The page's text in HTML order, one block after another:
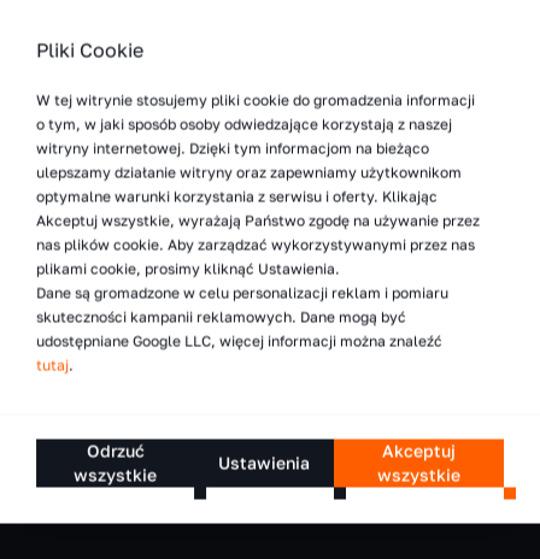
energooszczędny, tryb standardowy i wysoka
Pobierz broszurę informacyjną
Pliki Cookie
W tej witrynie stosujemy pliki cookie do gromadzenia informacji
o tym, w jaki sposób osoby odwiedzające korzystają z naszej
witryny internetowej. Dzięki tym informacjom na bieżąco
ulepszamy działanie witryny oraz zapewniamy użytkownikom
optymalne warunki korzystania z serwisu i oferty. Klikając
Akceptuj wszystkie, wyrażają Państwo zgodę na używanie przez
nas plików cookie. Aby zarządzać wykorzystywanymi przez nas
plikami cookie, prosimy kliknąć Ustawienia.
Dane są gromadzone w celu personalizacji reklam i pomiaru
skuteczności kampanii reklamowych. Dane mogą być
udostępniane Google LLC, więcej informacji można znaleźć
tutaj.
Odrzuć
wszystkie
Ustawienia
Akceptuj
wszystkie